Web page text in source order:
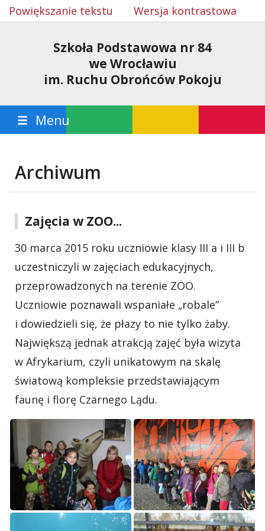
Powiększanie tekstu Wersja kontrastowa
Szkoła Podstawowa nr 84
we Wrocławiu
im. Ruchu Obrońców Pokoju
Menu
Archiwum
Zajęcia w ZOO...
30 marca 2015 roku uczniowie klasy III a i III b
uczestniczyli w zajęciach edukacyjnych,
przeprowadzonych na terenie ZOO.
Uczniowie poznawali wspaniałe „robale”
i dowiedzieli się, że płazy to nie tylko żaby.
Największą jednak atrakcją zajęć była wizyta
w Afrykarium, czyli unikatowym na skalę
światową kompleksie przedstawiającym
faunę i florę Czarnego Lądu.